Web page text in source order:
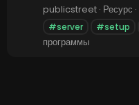
publicstreet Ресурс
#server
#setup
программы